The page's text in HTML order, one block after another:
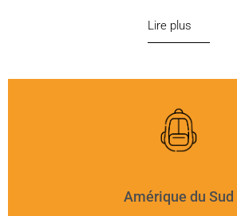
Lire plus
Amérique du Sud